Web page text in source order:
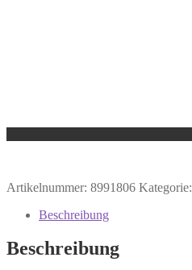
Artikelnummer: 8991806 Kategorie:
Beschreibung
Beschreibung